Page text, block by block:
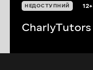
НЕДОСТУПНИЙ 12+
CharlyTutors